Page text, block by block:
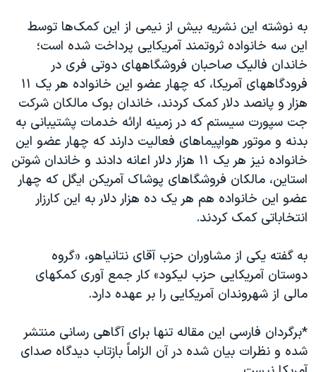
به نوشته این نشریه بیش از نیمی از این کمک‌ها توسط
این سه خانواده ثروتمند آمریکایی پرداخت شده است؛
خاندان فالیک صاحبان فروشگاههای دوتی فری در
فرودگاههای آمریکا، که چهار عضو این خانواده هر یک ۱۱
هزار و پانصد دلار کمک کردند، خاندان بوک مالکان شرکت
جت سپورت سیستم که در زمینه ارائه خدمات پشتیبانی به
بدنه و موتور هواپیماهای فعالیت دارند که چهار عضو این
خانواده نیز هر یک ۱۱ هزار دلار اعانه دادند و خاندان شوتن
استاین، مالکان فروشگاهای پوشاک آمریکن ایگل که چهار
عضو این خانواده هم هر یک ده هزار دلار به این کارزار
انتخاباتی کمک کردند.
به گفته یکی از مشاوران حزب آقای نتانیاهو، «گروه
دوستان آمریکایی حزب لیکود» کار جمع آوری کمکهای
مالی از شهروندان آمریکایی را بر عهده دارد.
*برگردان فارسی این مقاله تنها برای آگاهی رسانی منتشر
شده و نظرات بیان شده در آن الزاماً بازتاب دیدگاه صدای